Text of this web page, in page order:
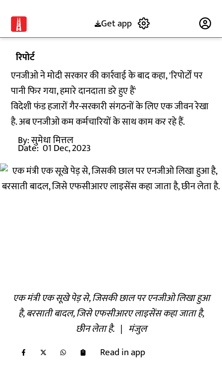
Get app
रिपोर्ट
एनजीओ ने मोदी सरकार की कार्रवाई के बाद कहा, 'रिपोर्टों पर
पानी फिर गया, हमारे दानदाता डरे हुए हैं'
विदेशी फंड हजारों गैर-सरकारी संगठनों के लिए एक जीवन रेखा
है. अब एनजीओ कम कर्मचारियों के साथ काम कर रहे हैं.
By:सुमेधा मित्तल
Date: 01 Dec, 2023
एक मंत्री एक सूखे पेड़ से, जिसकी छाल पर एनजीओ लिखा हुआ
है, बरसाती बादल, जिसे एफसीआरए लाइसेंस कहा जाता है,
छीन लेता है. | मंजुल
Read in app